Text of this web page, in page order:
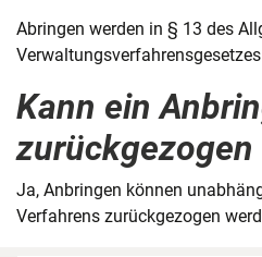
Abringen werden in § 13 des
Kann ein
zurückgezogen
Ja, Anbringen können
Verfahrens zurückgezogen